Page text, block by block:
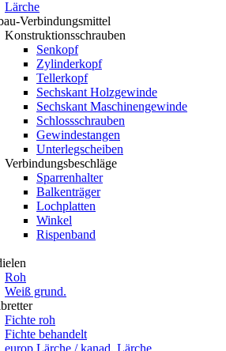
Lärche
Verbindungsmittel
Konstruktionsschrauben
Senkopf
Zylinderkopf
Tellerkopf
Sechskant Holzgewinde
Sechskant Maschinengewinde
Schlossschrauben
Gewindestangen
Unterlegscheiben
Verbindungsbeschläge
Sparrenhalter
Balkenträger
Lochplatten
Winkel
Rispenband
Roh
Weiß grund.
Fichte roh
Fichte behandelt
europ.Lärche / kanad. Lärche